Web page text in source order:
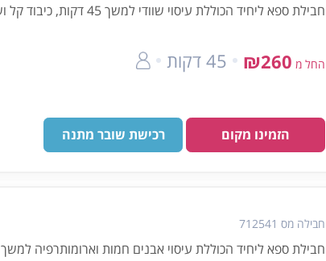
חבילת ספא ליחיד הכוללת עיסוי שוודי למשך 45 דקות, כיבוד קל ושתייה
החל מ ₪260 45 דקות
הזמינו מקום רכישת שובר מתנה
חבילה מס 712541
חבילת ספא ליחיד הכוללת עיסוי אבנים חמות וארומותרפיה למשך 60 דקות, כיבוד קל ושתייה